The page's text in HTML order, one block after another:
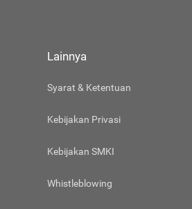
Lainnya
Syarat & Ketentuan
Kebijakan Privasi
Kebijakan SMKI
Whistleblowing